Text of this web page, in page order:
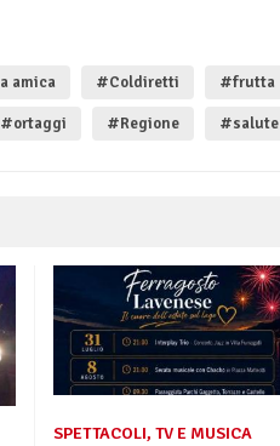
amica #Coldiretti #frutta
#ortaggi #Regione #salute
SPETTACOLI, TV E MUSICA